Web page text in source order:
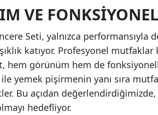
VE
Seti, yalnızca performansıyla
katıyor. Profesyonel
hem görünüm hem de
yemek pişirmenin yanı sıra
Bu açıdan değerlendirdiğimizde,
hedefliyor.